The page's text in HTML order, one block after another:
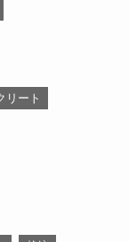
リート